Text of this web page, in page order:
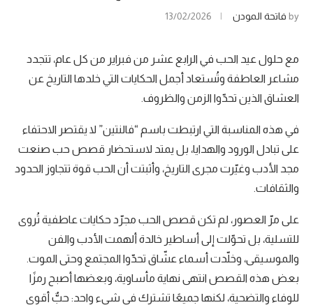
by فاتحة المودن 13/02/2026
مع حلول عيد الحب في الرابع عشر من فبراير من كل عام، تتجدد
مشاعر العاطفة وتُستعاد أجمل الحكايات التي خلدها التاريخ عن
العشاق الذين تحدّوا الزمن والظروف.
في هذه المناسبة التي ارتبطت باسم “فالنتين” لا يقتصر الاحتفاء
على تبادل الورود والهدايا، بل يمتد لاستحضار قصص حب صنعت
مجد الأدب وغيّرت مجرى التاريخ، وأثبتت أن الحب قوة تتجاوز الحدود
والثقافات.
على مرّ العصور، لم تكن قصص الحب مجرّد حكايات عاطفية تُروى
للتسلية، بل تحوّلت إلى أساطير خالدة ألهمت الأدب والفن
والموسيقى، وخلّدت أسماء عشّاق تحدّوا المجتمع وحتى الموت.
بعض هذه القصص انتهى نهاية مأساوية، وبعضها أصبح رمزًا
للوفاء والتضحية، لكنها جميعًا تشترك في شيء واحد: حبٌّ أقوى